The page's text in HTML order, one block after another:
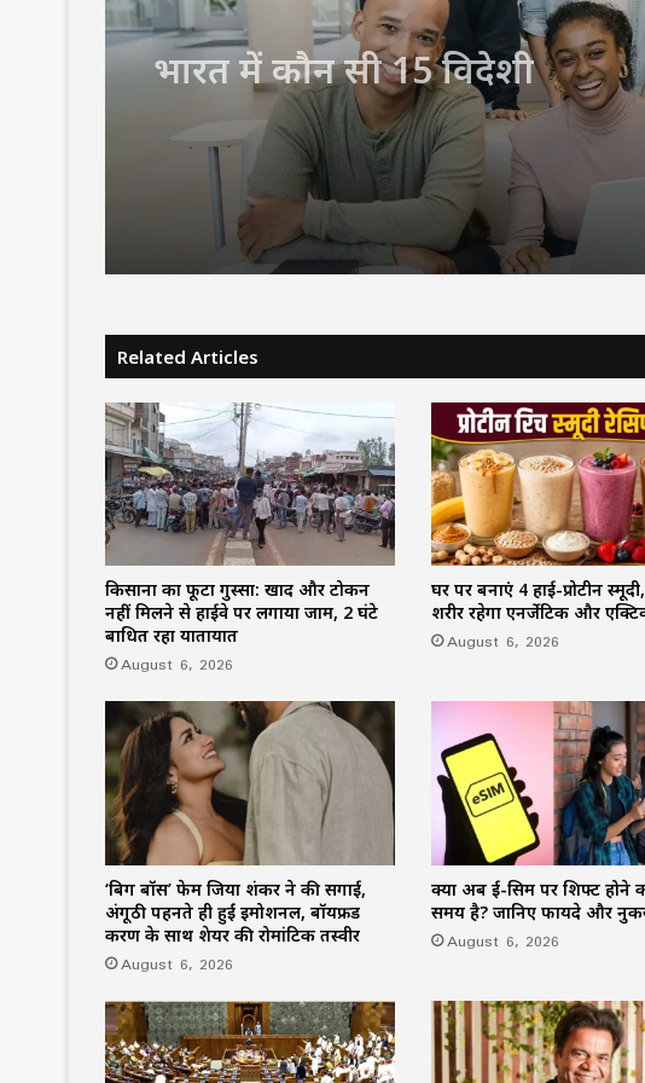
भारत में कौन सी 15 विदेशी
यूनिवर्सिटी खुल रहीं, इनमें कौन से
कोर्स होंगे शुरू? जानें पूरा प्लान
Related Articles
किसानों का फूटा गुस्सा: खाद और टोकन
नहीं मिलने से हाईवे पर लगाया जाम, 2 घंटे
बाधित रहा यातायात
August 6, 2026
घर पर बनाएं 4 हाई-प्रोटीन
शरीर रहेगा एनर्जेटिक और
August 6, 2026
‘बिग बॉस’ फेम जिया शंकर ने की सगाई,
अंगूठी पहनते ही हुईं इमोशनल, बॉयफ्रेंड
करण के साथ शेयर की रोमांटिक तस्वीरें
August 6, 2026
क्या अब ई-सिम पर शिफ्ट होने
समय है? जानिए फायदे और
August 6, 2026